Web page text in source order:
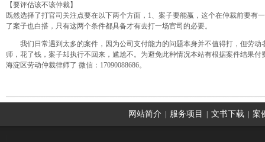
【要评估该不该仲裁】
既然选择了打官司关注点要在以下两个方面， 1、案子要能赢，这个在仲裁前要有
了案子也白搭，只有这两个条件都具备才有去打一场官司的必要。
我们日常遇到太多的案件，因为公司支付能力的问题本身并不值得打，但劳
师，花了钱，案子却执行不回来，尴尬不。 为避免此种情况本站有根据案件结果
海淀区劳动仲裁律师了 微信：17090088686。
网站简介 服务项目 文书下载 案